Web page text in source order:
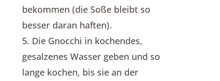
bekommen (die Soße bleibt so
besser daran haften).
5. Die Gnocchi in kochendes,
gesalzenes Wasser geben und so
lange kochen, bis sie an der